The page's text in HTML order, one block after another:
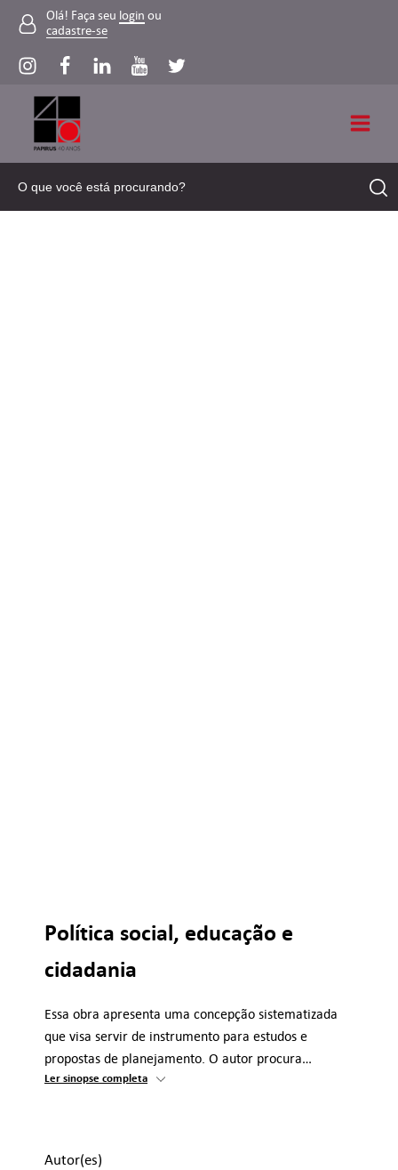
Olá! Faça seu login ou
cadastre-se
Política social, educação e
cidadania
Essa obra apresenta uma concepção sistematizada
que visa servir de instrumento para estudos e
propostas de planejamento. O autor procura…
Ler sinopse completa
Autor(es)